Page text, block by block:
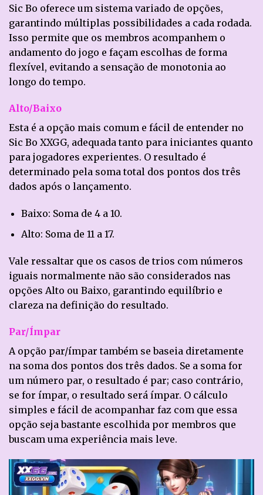
Sic Bo oferece um sistema variado de opções,
garantindo múltiplas possibilidades a cada rodada.
Isso permite que os membros acompanhem o
andamento do jogo e façam escolhas de forma
flexível, evitando a sensação de monotonia ao
longo do tempo.
Alto/Baixo
Esta é a opção mais comum e fácil de entender no
Sic Bo XXGG, adequada tanto para iniciantes quanto
para jogadores experientes. O resultado é
determinado pela soma total dos pontos dos três
dados após o lançamento.
Baixo: Soma de 4 a 10.
Alto: Soma de 11 a 17.
Vale ressaltar que os casos de trios com números
iguais normalmente não são considerados nas
opções Alto ou Baixo, garantindo equilíbrio e
clareza na definição do resultado.
Par/Ímpar
A opção par/ímpar também se baseia diretamente
na soma dos pontos dos três dados. Se a soma for
um número par, o resultado é par; caso contrário,
se for ímpar, o resultado será ímpar. O cálculo
simples e fácil de acompanhar faz com que essa
opção seja bastante escolhida por membros que
buscam uma experiência mais leve.